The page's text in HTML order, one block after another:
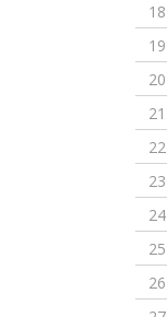
18
19
20
21
22
23
24
25
26